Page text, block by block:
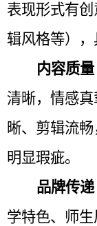
表现形式有
辑风格等），
内容质量
清晰，情感
晰、剪辑流
明显瑕疵。
品牌传递
学特色、师